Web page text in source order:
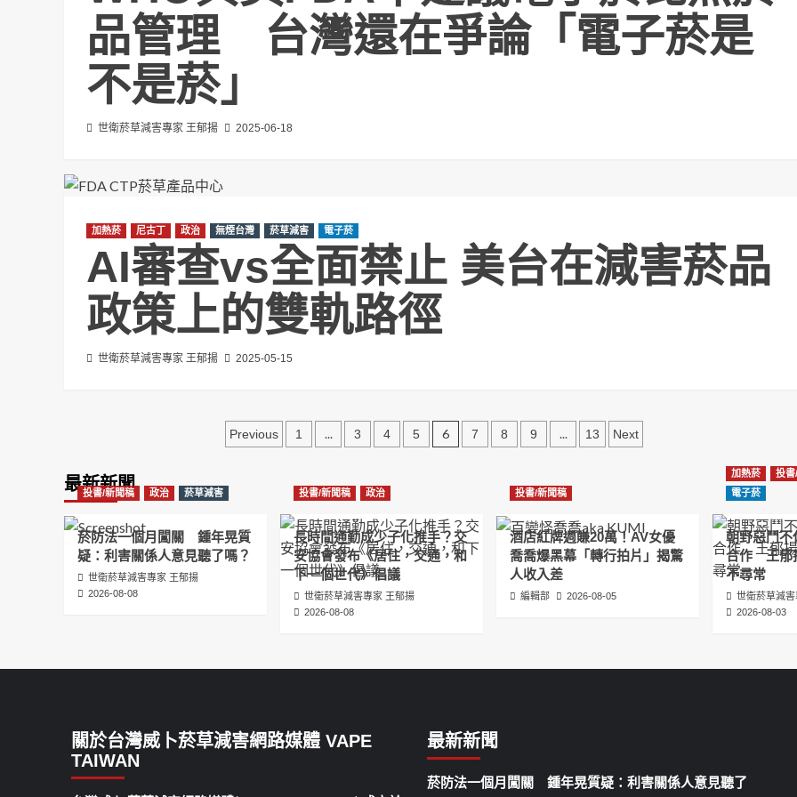
品管理 台灣還在爭論「電子菸是
不是菸」
世衛菸草減害專家 王郁揚 2025-06-18
加熱菸 尼古丁 政治 無煙台灣 菸草減害 電子菸
AI審查vs全面禁止 美台在減害菸品
政策上的雙軌路徑
世衛菸草減害專家 王郁揚 2025-05-15
文
分
頁
Previous 1 ... 3 4 5 6 7 8 9 ... 13 Next
最新新聞
投書/新聞稿 政治 菸草減害
菸防法一個月闖關 鍾年晃質
疑：利害關係人意見聽了嗎？
世衛菸草減害專家 王郁揚
2026-08-08
投書/新聞稿 政治
長時間通勤成少子化推手？交
安協會發布《居住，交通，和
下一個世代》倡議
世衛菸草減害專家 王郁揚
2026-08-08
投書/新聞稿
酒店紅牌週賺20萬！AV女優
喬喬爆黑幕「轉行拍片」揭驚
人收入差
編輯部 2026-08-05
加熱菸 投書
電子菸
朝野惡鬥不
合作 王郁
不尋常
世衛菸草減
2026-08-03
關於台灣威卜菸草減害網路媒體 VAPE
TAIWAN
最新新聞
菸防法一個月闖關 鍾年晃質疑：利害關係人意見聽了